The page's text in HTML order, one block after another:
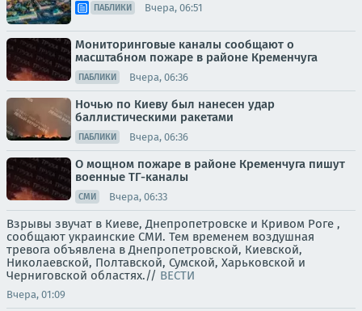
ПАБЛИКИ Вчера, 06:51
Мониторинговые каналы сообщают о
масштабном пожаре в районе Кременчуга
ПАБЛИКИ Вчера, 06:36
Ночью по Киеву был нанесен удар
баллистическими ракетами
ПАБЛИКИ Вчера, 06:36
О мощном пожаре в районе Кременчуга пишут
военные ТГ-каналы
СМИ Вчера, 06:33
Взрывы звучат в Киеве, Днепропетровске и Кривом Роге ,
сообщают украинские СМИ. Тем временем воздушная
тревога объявлена в Днепропетровской, Киевской,
Николаевской, Полтавской, Сумской, Харьковской и
Черниговской областях.// ВЕСТИ
Вчера, 01:09